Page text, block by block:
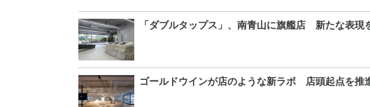
「ダブルタップス」、南青山に旗艦店 新たな表現
ゴールドウインが店のような新ラボ 店頭起点を推